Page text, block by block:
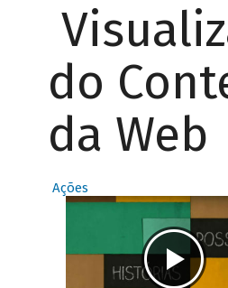
do
da Web
Ações